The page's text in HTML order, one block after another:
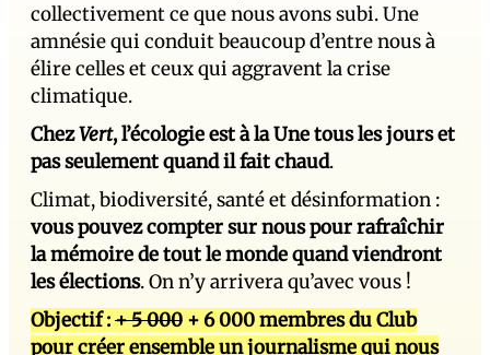
collectivement ce que nous avons subi. Une
amnésie qui conduit beaucoup d’entre nous à
élire celles et ceux qui aggravent la crise
climatique.
ChezVert, l’écologie est à la Une tous les jours et
pas seulement quand il fait chaud.
Climat, biodiversité, santé et désinformation :
vous pouvez compter sur nous pour rafraîchir
la mémoire de tout le monde quand viendront
les élections. On n’y arrivera qu’avec vous !
Objectif :+ 5 000 + 6 000 membres du Club
pour créer ensemble un journalisme qui nous